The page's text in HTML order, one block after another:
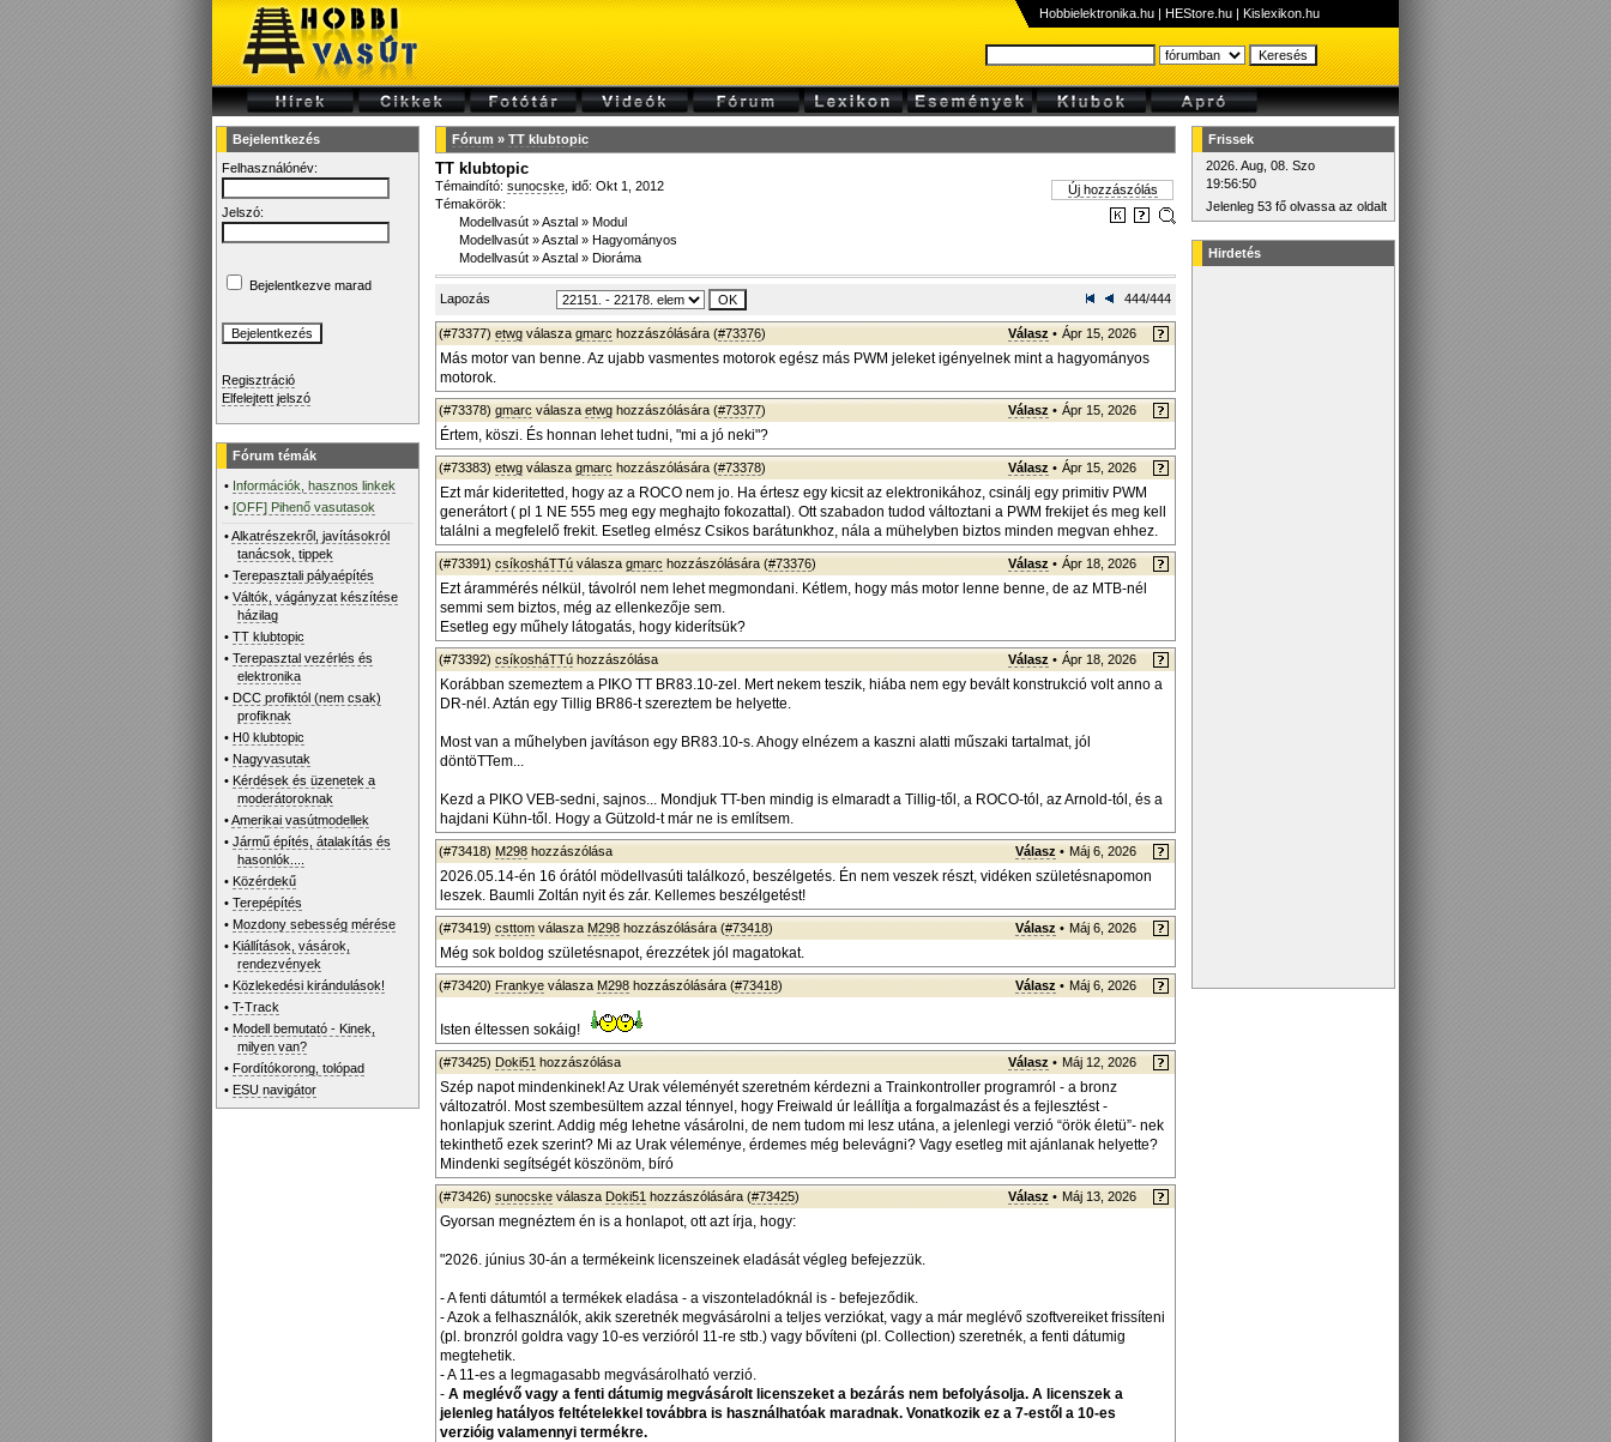
Hobbielektronika.hu | HEStore.hu | Kislexikon.hu
Bejelentkezés
Felhasználónév:
Jelszó:
Bejelentkezve marad
Regisztráció
Elfelejtett jelszó
Fórum témák
• Információk, hasznos linkek
•[OFF] Pihenő vasutasok
•Alkatrészekről, javításokról
tanácsok, tippek
•Terepasztali pályaépítés
•Váltók, vágányzat készítése
házilag
•TT klubtopic
•Terepasztal vezérlés és
elektronika
• DCC profiktól (nem csak)
profiknak
• H0 klubtopic
• Nagyvasutak
• Kérdések és üzenetek a
moderátoroknak
•Amerikai vasútmodellek
•Jármű építés, átalakítás és
hasonlók....
• Közérdekű
•Terepépítés
• Mozdony sebesség mérése
• Kiállítások, vásárok,
rendezvények
• Közlekedési kirándulások!
•T-Track
• Modell bemutató - Kinek,
milyen van?
• Fordítókorong, tolópad
• ESU navigátor
Fórum » TT klubtopic
TT klubtopic
Témaindító: sunocske , idő: Okt 1, 2012
Témakörök:
Modellvasút »Asztal » Modul
Modellvasút »Asztal » Hagyományos
Modellvasút »Asztal » Dioráma
Új hozzászólás
Lapozás 444/444
(#73377) etwg válasza gmarc hozzászólására (#73376) Válasz • Ápr 15, 2026
Más motor van benne. Az ujabb vasmentes motorok egész más PWM jeleket igényelnek mint a hagyományos
motorok.
(#73378) gmarc válasza etwg hozzászólására (#73377) Válasz • Ápr 15, 2026
Értem, köszi. És honnan lehet tudni, "mi a jó neki"?
(#73383) etwg válasza gmarc hozzászólására (#73378) Válasz • Ápr 15, 2026
Ezt már kideritetted, hogy az a ROCO nem jo. Ha értesz egy kicsit az elektronikához, csinálj egy primitiv PWM
generátort ( pl 1 NE 555 meg egy meghajto fokozattal). Ott szabadon tudod változtani a PWM frekijet és meg kell
találni a megfelelő frekit. Esetleg elmész Csikos barátunkhoz, nála a mühelyben biztos minden megvan ehhez.
(#73391) csíkosháTTú válasza gmarc hozzászólására (#73376) Válasz • Ápr 18, 2026
Ezt árammérés nélkül, távolról nem lehet megmondani. Kétlem, hogy más motor lenne benne, de az MTB-nél
semmi sem biztos, még az ellenkezője sem.
Esetleg egy műhely látogatás, hogy kiderítsük?
(#73392) csíkosháTTú hozzászólása Válasz • Ápr 18, 2026
Korábban szemeztem a PIKO TT BR83.10-zel. Mert nekem teszik, hiába nem egy bevált konstrukció volt anno a
DR-nél. Aztán egy Tillig BR86-t szereztem be helyette.
Most van a műhelyben javításon egy BR83.10-s. Ahogy elnézem a kaszni alatti műszaki tartalmat, jól
döntöTTem...
Kezd a PIKO VEB-sedni, sajnos... Mondjuk TT-ben mindig is elmaradt a Tillig-től, a ROCO-tól, az Arnold-tól, és a
hajdani Kühn-től. Hogy a Gützold-t már ne is említsem.
(#73418) M298 hozzászólása Válasz • Máj 6, 2026
2026.05.14-én 16 órától mödellvasúti találkozó, beszélgetés. Én nem veszek részt, vidéken születésnapomon
leszek. Baumli Zoltán nyit és zár. Kellemes beszélgetést!
(#73419) csttom válasza M298 hozzászólására (#73418) Válasz • Máj 6, 2026
Még sok boldog születésnapot, érezzétek jól magatokat.
(#73420) Frankye válasza M298 hozzászólására (#73418) Válasz • Máj 6, 2026
Isten éltessen sokáig!
(#73425) Doki51 hozzászólása Válasz • Máj 12, 2026
Szép napot mindenkinek! Az Urak véleményét szeretném kérdezni a Trainkontroller programról - a bronz
változatról. Most szembesültem azzal ténnyel, hogy Freiwald úr leállítja a forgalmazást és a fejlesztést -
honlapjuk szerint. Addig még lehetne vásárolni, de nem tudom mi lesz utána, a jelenlegi verzió “örök életü”- nek
tekinthető ezek szerint? Mi az Urak véleménye, érdemes még belevágni? Vagy esetleg mit ajánlanak helyette?
Mindenki segítségét köszönöm, bíró
(#73426) sunocske válasza Doki51 hozzászólására (#73425) Válasz • Máj 13, 2026
Gyorsan megnéztem én is a honlapot, ott azt írja, hogy:
"2026. június 30-án a termékeink licenszeinek eladását végleg befejezzük.
- A fenti dátumtól a termékek eladása - a viszonteladóknál is - befejeződik.
- Azok a felhasználók, akik szeretnék megvásárolni a teljes verziókat, vagy a már meglévő szoftvereiket frissíteni
(pl. bronzról goldra vagy 10-es verzióról 11-re stb.) vagy bővíteni (pl. Collection) szeretnék, a fenti dátumig
megtehetik.
- A 11-es a legmagasabb megvásárolható verzió.
- A meglévő vagy a fenti dátumig megvásárolt licenszeket a bezárás nem befolyásolja. A licenszek a
jelenleg hatályos feltételekkel továbbra is használhatóak maradnak. Vonatkozik ez a 7-estől a 10-es
verzióig valamennyi termékre.
Frissek
2026. Aug, 08. Szo
19:56:50
Jelenleg 53 fő olvassa az oldalt
Hirdetés